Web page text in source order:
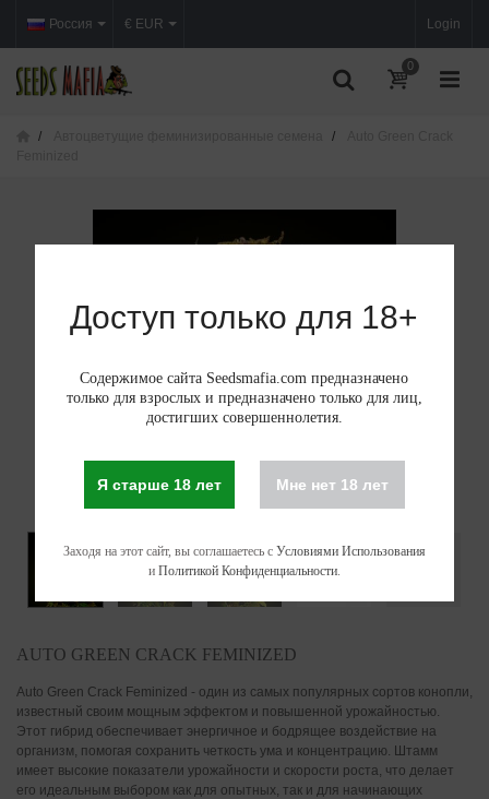
Россия Login
€ EUR
0
AUTO GREEN CRACK FEMINIZED
Auto Green Crack Feminized - один из самых популярных сортов конопли,
известный своим мощным эффектом и повышенной урожайностью.
Этот гибрид обеспечивает энергичное и бодрящее воздействие на
организм, помогая сохранить четкость ума и концентрацию. Штамм
имеет высокие показатели урожайности и скорости роста, что делает
его идеальным выбором как для опытных, так и для начинающих
Доступ только для 18+
Содержимое сайта Seedsmafia.com предназначено
только для взрослых и предназначено только для лиц,
достигших совершеннолетия.
Я старше 18 лет Мне нет 18 лет
Заходя на этот сайт, вы соглашаетесь с Условиями Использования
и Политикой Конфиденциальности.